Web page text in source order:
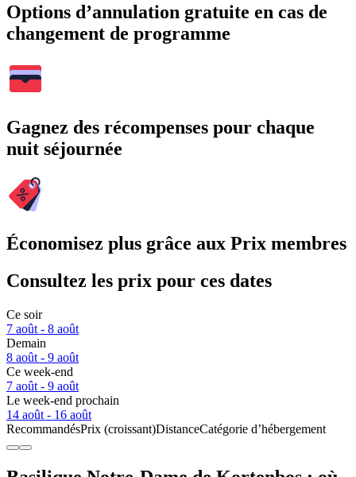
Options d’annulation gratuite en cas de
changement de programme
Gagnez des récompenses pour chaque
nuit séjournée
Économisez plus grâce aux Prix membres
Consultez les prix pour ces dates
Ce soir
7 août - 8 août
Demain
8 août - 9 août
Ce week-end
7 août - 9 août
Le week-end prochain
14 août - 16 août
RecommandésPrix (croissant)DistanceCatégorie d’hébergement